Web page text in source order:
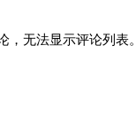
，无法显示评论列表。